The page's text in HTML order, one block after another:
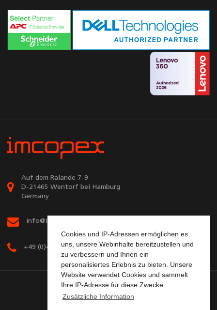
Cookies und IP-Adressen ermöglichen es
uns, unsere Webinhalte bereitzustellen und
zu verbessern und Ihnen ein
personalisiertes Erlebnis zu bieten. Unsere
Website verwendet Cookies und sammelt
Ihre IP-Adresse für diese Zwecke.
Zusätzliche Information
Auf dem Ralande 7-9
D-21465 Wentorf bei Hamburg
Germany
info@imcopex.com
+49 (0)40 72 90 67 67